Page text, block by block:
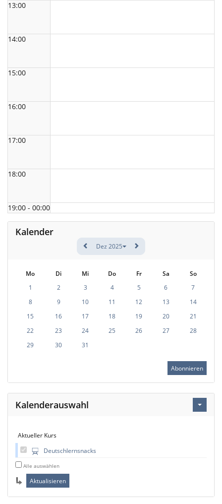
13:00
14:00
15:00
16:00
17:00
18:00
19:00 - 00:00
Kalender
Dez 2025
Mo Di Mi Do Fr Sa
So
1
2 3 4 5 6
7
8
9 10 11 12 13
14
15
16 17 18 19 20
21
22
23 24 25 26 27
28
29
30 31
Abonnieren
Kalenderauswahl
Aktueller Kurs
Deutschlernsnacks
Alle auswählen